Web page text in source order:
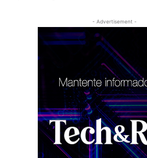
- Advertisement -